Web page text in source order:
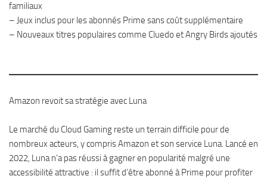
familiaux
– Jeux inclus pour les abonnés Prime sans coût supplémentaire
– Nouveaux titres populaires comme Cluedo et Angry Birds ajoutés
Amazon revoit sa stratégie avec Luna
Le marché du Cloud Gaming reste un terrain difficile pour de
nombreux acteurs, y compris Amazon et son service Luna. Lancé en
2022, Luna n’a pas réussi à gagner en popularité malgré une
accessibilité attractive : il suffit d’être abonné à Prime pour profiter